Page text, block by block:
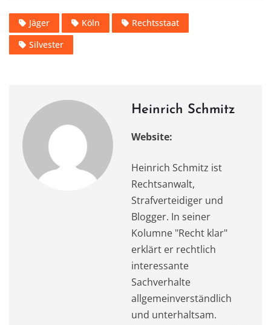
c
e
b
k
st
o
d
ai
l
at
s
it
te
e
gr
le
n
Jäger Köln
Rechtsstaat
Silvester
Heinrich Schmitz
Website:
Heinrich Schmitz ist
Rechtsanwalt,
Strafverteidiger und
Blogger. In seiner
Kolumne "Recht klar"
erklärt er rechtlich
interessante
Sachverhalte
allgemeinverständlich
und unterhaltsam.